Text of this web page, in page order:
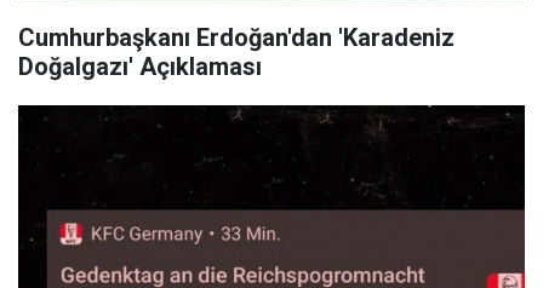
Cumhurbaşkanı Erdoğan'dan 'Karadeniz
Doğalgazı' Açıklaması